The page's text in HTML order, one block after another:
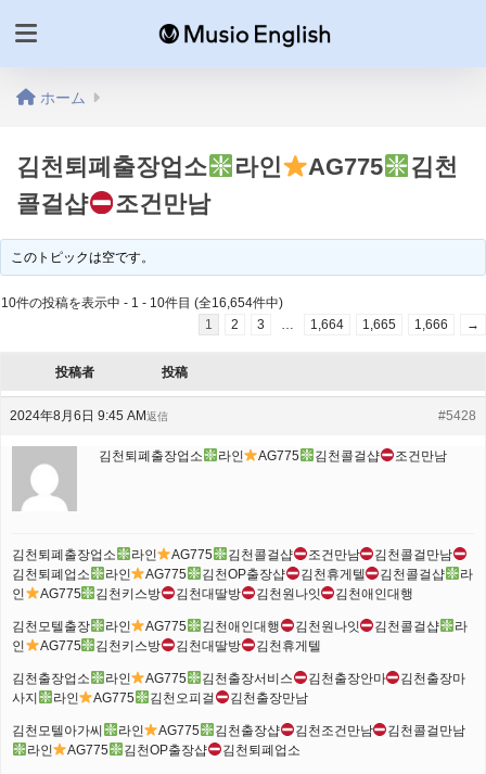
ホーム
김천퇴폐출장업소 라인 AG775
김천
콜걸샵
조건만남
このトピックは空です。
10件の投稿を表示中 - 1 - 10件目 (全16,654件中)
1
2 3 … 1,664 1,665 1,666 →
投稿者 投稿
2024年8月6日 9:45 AM #5428
返信
김천퇴폐출장업소 라인 AG775 김천콜걸샵 조건만남
김천퇴폐출장업소 라인 AG775 김천콜걸샵 조건만남
김천콜걸만남
김천퇴폐업소
라인 AG775 김천OP출장샵 김천휴게텔 김천콜걸샵
라
인
AG775 김천키스방 김천대딸방​​​​​​​ 김천원나잇 김천애인대행
김천모텔출장 라인 AG775 김천애인대행​​​​​​​ 김천원나잇 김천콜걸샵
라
인
AG775 김천키스방 김천대딸방 김천휴게텔
김천출장업소 라인 AG775 김천출장서비스 김천출장안마
김천출장마
사지
라인 AG775 김천오피걸 김천출장만남
김천모텔아가씨​​​​​​​ 라인 AG775 김천출장샵 김천조건만남
김천콜걸만남
라인
AG775 김천OP출장샵 김천퇴폐업소